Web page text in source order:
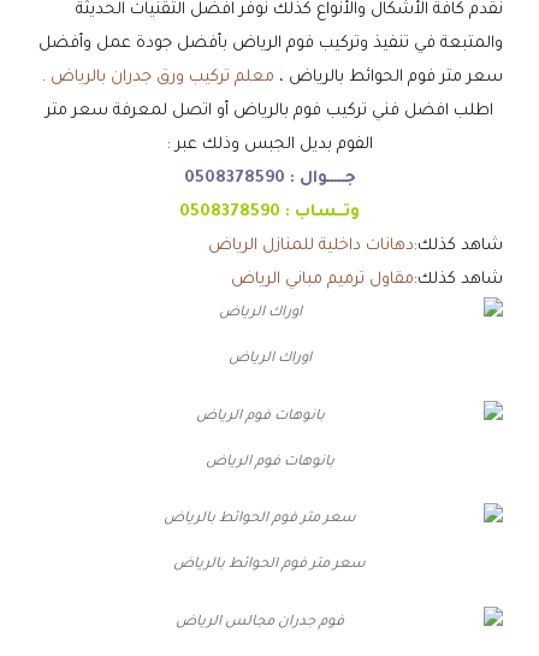
نقدم كافة الأشكال والأنواع كذلك نوفر افضل التقنيات الحديثة
والمتبعة في تنفيذ وتركيب فوم الرياض بأفضل جودة عمل وأفضل
سعر متر فوم الحوائط بالرياض ، معلم تركيب ورق جدران بالرياض .
اطلب افضل فني تركيب فوم بالرياض أو اتصل لمعرفة سعر متر
الفوم بديل الجبس وذلك عبر :
جـــــوال : 0508378590
وتــساب : 0508378590
شاهد كذلك:دهانات داخلية للمنازل الرياض
شاهد كذلك:مقاول ترميم مباني الرياض
اوراك الرياض
بانوهات فوم الرياض
سعر متر فوم الحوائط بالرياض